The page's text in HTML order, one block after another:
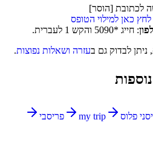
לכתובת [הוסר]
לחץ כאן למילוי הטופס
: חייג *5090 והקש 1 לעברית.
לבדוק גם בעזרה ושאלות נפוצות.
פלוס my trip
פריסבי